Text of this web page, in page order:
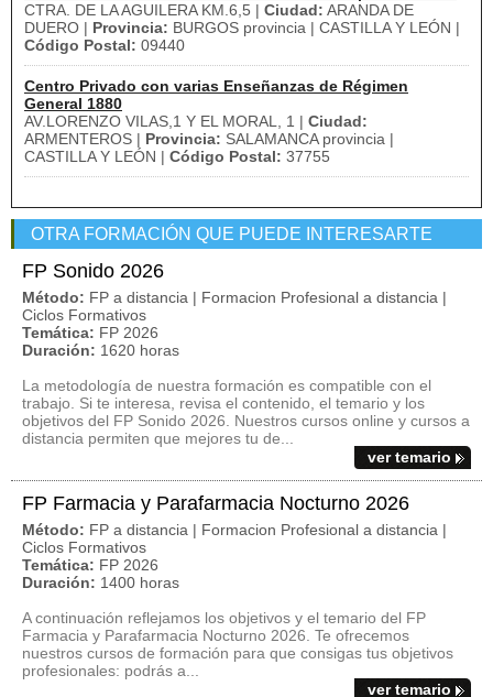
CTRA. DE LA AGUILERA KM.6,5 | Ciudad: ARANDA DE
DUERO | Provincia: BURGOS provincia | CASTILLA Y LEÓN |
Código Postal: 09440
Centro Privado con varias Enseñanzas de Régimen
General 1880
AV.LORENZO VILAS,1 Y EL MORAL, 1 | Ciudad:
ARMENTEROS | Provincia: SALAMANCA provincia |
CASTILLA Y LEÓN | Código Postal: 37755
OTRA FORMACIÓN QUE PUEDE INTERESARTE
FP Sonido 2026
Método: FP a distancia | Formacion Profesional a distancia |
Ciclos Formativos
Temática: FP 2026
Duración: 1620 horas
La metodología de nuestra formación es compatible con el
trabajo. Si te interesa, revisa el contenido, el temario y los
objetivos del FP Sonido 2026. Nuestros cursos online y cursos a
distancia permiten que mejores tu de...
ver temario
FP Farmacia y Parafarmacia Nocturno 2026
Método: FP a distancia | Formacion Profesional a distancia |
Ciclos Formativos
Temática: FP 2026
Duración: 1400 horas
A continuación reflejamos los objetivos y el temario del FP
Farmacia y Parafarmacia Nocturno 2026. Te ofrecemos
nuestros cursos de formación para que consigas tus objetivos
profesionales: podrás a...
ver temario